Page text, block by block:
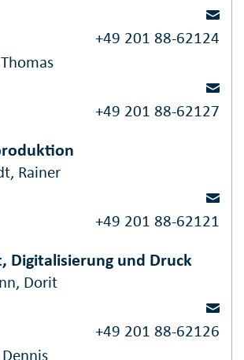
+49 201 88-62124
+49 201 88-62127
Rainer
+49 201 88-62121
Digitalisierung und Druck
Dorit
+49 201 88-62126